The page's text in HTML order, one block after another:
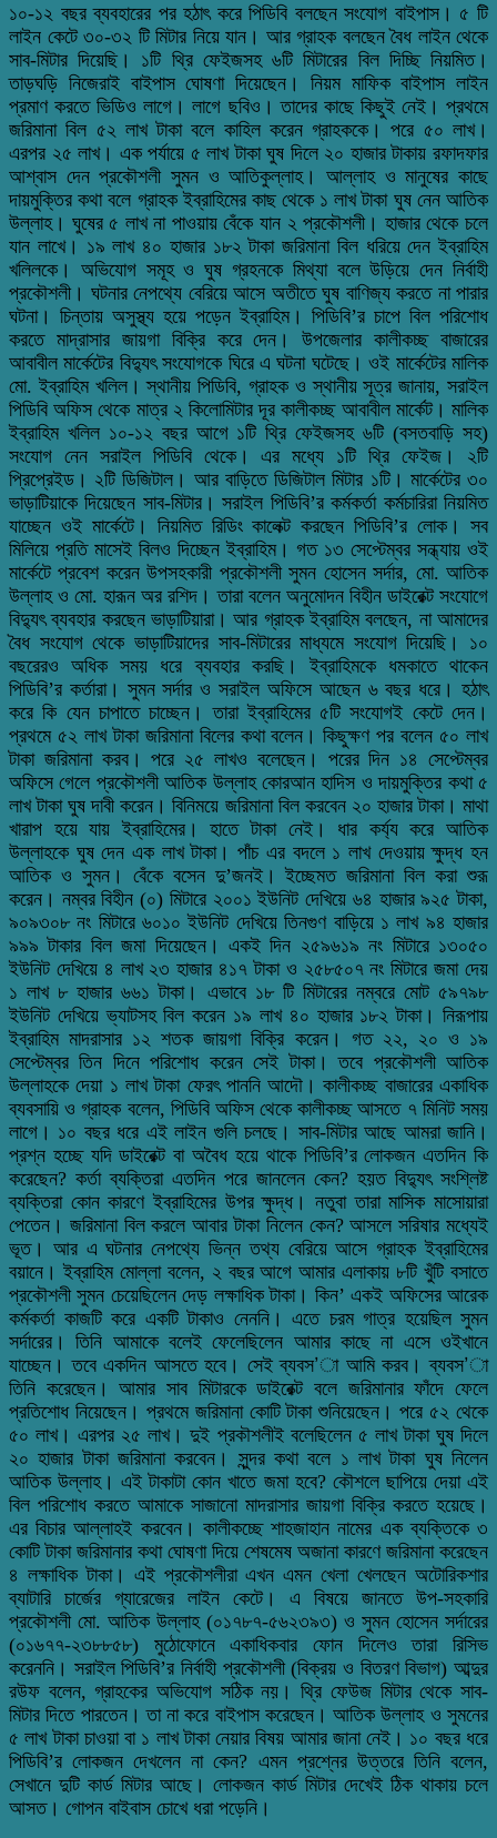
১০-১২ বছর ব্যবহারের পর হঠাৎ করে পিডিবি বলছেন সংযোগ বাইপাস। ৫ টি
লাইন কেটে ৩০-৩২ টি মিটার নিয়ে যান। আর গ্রাহক বলছেন বৈধ লাইন থেকে
সাব-মিটার দিয়েছি। ১টি থ্রি ফেইজসহ ৬টি মিটারের বিল দিচ্ছি নিয়মিত।
তাড়ঘড়ি নিজেরাই বাইপাস ঘোষণা দিয়েছেন। নিয়ম মাফিক বাইপাস লাইন
প্রমাণ করতে ভিডিও লাগে। লাগে ছবিও। তাদের কাছে কিছুই নেই। প্রথমে
জরিমানা বিল ৫২ লাখ টাকা বলে কাহিল করেন গ্রাহককে। পরে ৫০ লাখ।
এরপর ২৫ লাখ। এক পর্যায়ে ৫ লাখ টাকা ঘুষ দিলে ২০ হাজার টাকায় রফাদফার
আশ্বাস দেন প্রকৌশলী সুমন ও আতিকুল্লাহ। আল্লাহ ও মানুষের কাছে
দায়মুক্তির কথা বলে গ্রাহক ইব্রাহিমের কাছ থেকে ১ লাখ টাকা ঘুষ নেন আতিক
উল্লাহ। ঘুষের ৫ লাখ না পাওয়ায় বেঁকে যান ২ প্রকৌশলী। হাজার থেকে চলে
যান লাখে। ১৯ লাখ ৪০ হাজার ১৮২ টাকা জরিমানা বিল ধরিয়ে দেন ইব্রাহিম
খলিলকে। অভিযোগ সমূহ ও ঘুষ গ্রহনকে মিথ্যা বলে উড়িয়ে দেন নির্বাহী
প্রকৌশলী। ঘটনার নেপথ্যে বেরিয়ে আসে অতীতে ঘুষ বাণিজ্য করতে না পারার
ঘটনা। চিন্তায় অসুস্থ্য হয়ে পড়েন ইব্রাহিম। পিডিবি’র চাপে বিল পরিশোধ
করতে মাদ্‌রাসার জায়গা বিক্রি করে দেন। উপজেলার কালীকচ্ছ বাজারের
আবাবীল মার্কেটের বিদ্যুৎ সংযোগকে ঘিরে এ ঘটনা ঘটেছে। ওই মার্কেটের মালিক
মো. ইব্রাহিম খলিল। স্থানীয় পিডিবি, গ্রাহক ও স্থানীয় সূত্র জানায়, সরাইল
পিডিবি অফিস থেকে মাত্র ২ কিলোমিটার দূর কালীকচ্ছ আবাবীল মার্কেট। মালিক
ইব্রাহিম খলিল ১০-১২ বছর আগে ১টি থ্রি ফেইজসহ ৬টি (বসতবাড়ি সহ)
সংযোগ নেন সরাইল পিডিবি থেকে। এর মধ্যে ১টি থ্রি ফেইজ। ২টি
প্রিপ্রেইড। ২টি ডিজিটাল। আর বাড়িতে ডিজিটাল মিটার ১টি। মার্কেটের ৩০
ভাড়াটিয়াকে দিয়েছেন সাব-মিটার। সরাইল পিডিবি’র কর্মকর্তা কর্মচারিরা নিয়মিত
যাচ্ছেন ওই মার্কেটে। নিয়মিত রিডিং কালেক্ট করছেন পিডিবি’র লোক। সব
মিলিয়ে প্রতি মাসেই বিলও দিচ্ছেন ইব্রাহিম। গত ১৩ সেপ্টেম্বর সন্ধ্যায় ওই
মার্কেটে প্রবেশ করেন উপসহকারী প্রকৌশলী সুমন হোসেন সর্দার, মো. আতিক
উল্লাহ ও মো. হারূন অর রশিদ। তারা বলেন অনুমোদন বিহীন ডাইরেক্ট সংযোগে
বিদ্যুৎ ব্যবহার করছেন ভাড়াটিয়ারা। আর গ্রাহক ইব্রাহিম বলছেন, না আমাদের
বৈধ সংযোগ থেকে ভাড়াটিয়াদের সাব-মিটারের মাধ্যমে সংযোগ দিয়েছি। ১০
বছরেরও অধিক সময় ধরে ব্যবহার করছি। ইব্রাহিমকে ধমকাতে থাকেন
পিডিবি’র কর্তারা। সুমন সর্দার ও সরাইল অফিসে আছেন ৬ বছর ধরে। হঠাৎ
করে কি যেন চাপাতে চাচ্ছেন। তারা ইব্রাহিমের ৫টি সংযোগই কেটে দেন।
প্রথমে ৫২ লাখ টাকা জরিমানা বিলের কথা বলেন। কিছুক্ষণ পর বলেন ৫০ লাখ
টাকা জরিমানা করব। পরে ২৫ লাখও বলেছেন। পরের দিন ১৪ সেপ্টেম্বর
অফিসে গেলে প্রকৌশলী আতিক উল্লাহ কোরআন হাদিস ও দায়মুক্তির কথা ৫
লাখ টাকা ঘুষ দাবী করেন। বিনিময়ে জরিমানা বিল করবেন ২০ হাজার টাকা। মাথা
খারাপ হয়ে যায় ইব্রাহিমের। হাতে টাকা নেই। ধার কর্য্য করে আতিক
উল্লাহকে ঘুষ দেন এক লাখ টাকা। পাঁচ এর বদলে ১ লাখ দেওয়ায় ক্ষুদ্ধ হন
আতিক ও সুমন। বেঁকে বসেন দু’জনই। ইচ্ছেমত জরিমানা বিল করা শুরূ
করেন। নম্বর বিহীন (০) মিটারে ২০০১ ইউনিট দেখিয়ে ৬৪ হাজার ৯২৫ টাকা,
৯০৯৩০৮ নং মিটারে ৬০১০ ইউনিট দেখিয়ে তিনগুণ বাড়িয়ে ১ লাখ ৯৪ হাজার
৯৯৯ টাকার বিল জমা দিয়েছেন। একই দিন ২৫৯৬১৯ নং মিটারে ১৩০৫০
ইউনিট দেখিয়ে ৪ লাখ ২৩ হাজার ৪১৭ টাকা ও ২৫৮৫০৭ নং মিটারে জমা দেয়
১ লাখ ৮ হাজার ৬৬১ টাকা। এভাবে ১৮ টি মিটারের নম্বরে মোট ৫৯৭৯৮
ইউনিট দেখিয়ে ভ্যাটসহ বিল করেন ১৯ লাখ ৪০ হাজার ১৮২ টাকা। নিরূপায়
ইব্রাহিম মাদরাসার ১২ শতক জায়গা বিক্রি করেন। গত ২২, ২০ ও ১৯
সেপ্টেম্বর তিন দিনে পরিশোধ করেন সেই টাকা। তবে প্রকৌশলী আতিক
উল্লাহকে দেয়া ১ লাখ টাকা ফেরৎ পাননি আদৌ। কালীকচ্ছ বাজারের একাধিক
ব্যবসায়ি ও গ্রাহক বলেন, পিডিবি অফিস থেকে কালীকচ্ছ আসতে ৭ মিনিট সময়
লাগে। ১০ বছর ধরে এই লাইন গুলি চলছে। সাব-মিটার আছে আমরা জানি।
প্রশ্ন হচ্ছে যদি ডাইরেক্ট বা অবৈধ হয়ে থাকে পিডিবি’র লোকজন এতদিন কি
করেছেন? কর্তা ব্যক্তিরা এতদিন পরে জানলেন কেন? হয়ত বিদ্যুৎ সংশ্লিষ্ট
ব্যক্তিরা কোন কারণে ইব্রাহিমের উপর ক্ষুদ্ধ। নতুবা তারা মাসিক মাসোয়ারা
পেতেন। জরিমানা বিল করলে আবার টাকা নিলেন কেন? আসলে সরিষার মধ্যেই
ভূত। আর এ ঘটনার নেপথ্যে ভিন্ন তথ্য বেরিয়ে আসে গ্রাহক ইব্রাহিমের
বয়ানে। ইব্রাহিম মোল্লা বলেন, ২ বছর আগে আমার এলাকায় ৮টি খুঁটি বসাতে
প্রকৌশলী সুমন চেয়েছিলেন দেড় লক্ষাধিক টাকা। কিন’ একই অফিসের আরেক
কর্মকর্তা কাজটি করে একটি টাকাও নেননি। এতে চরম গাত্র হয়েছিল সুমন
সর্দারের। তিনি আমাকে বলেই ফেলেছিলেন আমার কাছে না এসে ওইখানে
যাচ্ছেন। তবে একদিন আসতে হবে। সেই ব্যবস’া আমি করব। ব্যবস’া
তিনি করেছেন। আমার সাব মিটারকে ডাইরেক্ট বলে জরিমানার ফাঁদে ফেলে
প্রতিশোধ নিয়েছেন। প্রথমে জরিমানা কোটি টাকা শুনিয়েছেন। পরে ৫২ থেকে
৫০ লাখ। এরপর ২৫ লাখ। দুই প্রকৗশলীই বলেছিলেন ৫ লাখ টাকা ঘুষ দিলে
২০ হাজার টাকা জরিমানা করবেন। সুন্দর কথা বলে ১ লাখ টাকা ঘুষ নিলেন
আতিক উল্লাহ। এই টাকাটা কোন খাতে জমা হবে? কৌশলে ছাপিয়ে দেয়া এই
বিল পরিশোধ করতে আমাকে সাজানো মাদরাসার জায়গা বিক্রি করতে হয়েছে।
এর বিচার আল্লাহই করবেন। কালীকচ্ছে শাহজাহান নামের এক ব্যক্তিকে ৩
কোটি টাকা জরিমানার কথা ঘোষণা দিয়ে শেষমেষ অজানা কারণে জরিমানা করেছেন
৪ লক্ষাধিক টাকা। এই প্রকৌশলীরা এখন এমন খেলা খেলছেন অটোরিকশার
ব্যাটারি চার্জের গ্যারেজের লাইন কেটে। এ বিষয়ে জানতে উপ-সহকারি
প্রকৌশলী মো. আতিক উল্লাহ (০১৭৮৭-৫৬২৩৯৩) ও সুমন হোসেন সর্দারের
(০১৬৭৭-২৩৮৮৫৮) মুঠোফোনে একাধিকবার ফোন দিলেও তারা রিসিভ
করেননি। সরাইল পিডিবি’র নির্বাহী প্রকৌশলী (বিক্রয় ও বিতরণ বিভাগ) আব্দুর
রউফ বলেন, গ্রাহকের অভিযোগ সঠিক নয়। থ্রি ফেউজ মিটার থেকে সাব-
মিটার দিতে পারতেন। তা না করে বাইপাস করেছেন। আতিক উল্লাহ ও সুমনের
৫ লাখ টাকা চাওয়া বা ১ লাখ টাকা নেয়ার বিষয় আমার জানা নেই। ১০ বছর ধরে
পিডিবি’র লোকজন দেখলেন না কেন? এমন প্রশ্নের উত্তরে তিনি বলেন,
সেখানে দুটি কার্ড মিটার আছে। লোকজন কার্ড মিটার দেখেই ঠিক থাকায় চলে
আসত। গোপন বাইবাস চোখে ধরা পড়েনি।